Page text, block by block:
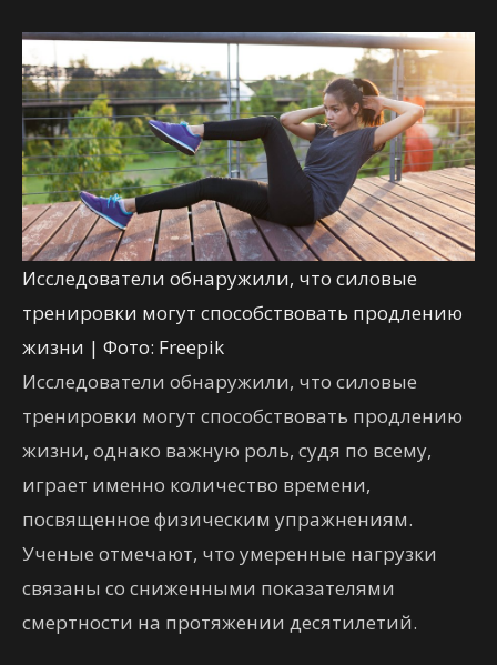
Исследователи обнаружили, что силовые
тренировки могут способствовать продлению
жизни | Фото: Freepik
Исследователи обнаружили, что силовые
тренировки могут способствовать продлению
жизни, однако важную роль, судя по всему,
играет именно количество времени,
посвященное физическим упражнениям.
Ученые отмечают, что умеренные нагрузки
связаны со сниженными показателями
смертности на протяжении десятилетий.